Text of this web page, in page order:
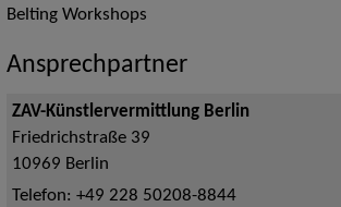
Belting Workshops
Ansprechpartner
ZAV-Künstlervermittlung Berlin
Friedrichstraße 39
10969 Berlin
Telefon: +49 228 50208-8844